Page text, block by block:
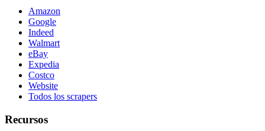
Amazon
Google
Indeed
Walmart
eBay
Expedia
Costco
Website
Todos los scrapers
Recursos